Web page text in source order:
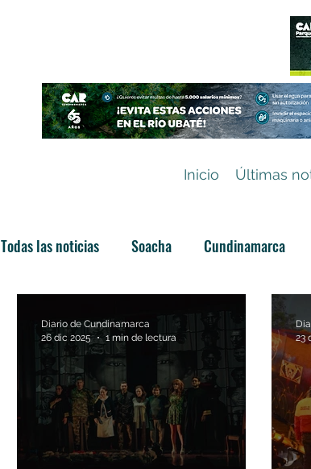
Inicio Últimas
Todas las noticias Soacha Cundinamarca
Categoría sin título
Diario de Cundinamarca
26 dic 2025
1 min de lectura
23